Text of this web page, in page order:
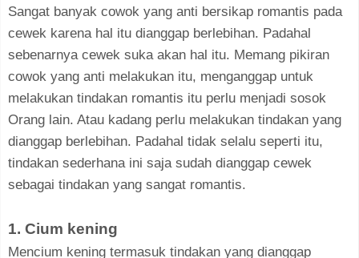
Sangat banyak cowok yang anti bersikap romantis pada
cewek karena hal itu dianggap berlebihan. Padahal
sebenarnya cewek suka akan hal itu. Memang pikiran
cowok yang anti melakukan itu, menganggap untuk
melakukan tindakan romantis itu perlu menjadi sosok
Orang lain. Atau kadang perlu melakukan tindakan yang
dianggap berlebihan. Padahal tidak selalu seperti itu,
tindakan sederhana ini saja sudah dianggap cewek
sebagai tindakan yang sangat romantis.
1. Cium kening
Mencium kening termasuk tindakan yang dianggap